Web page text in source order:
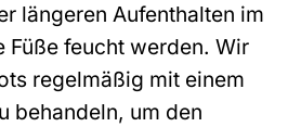
längeren Aufenthalten im
Füße feucht werden. Wir
regelmäßig mit einem
behandeln, um den